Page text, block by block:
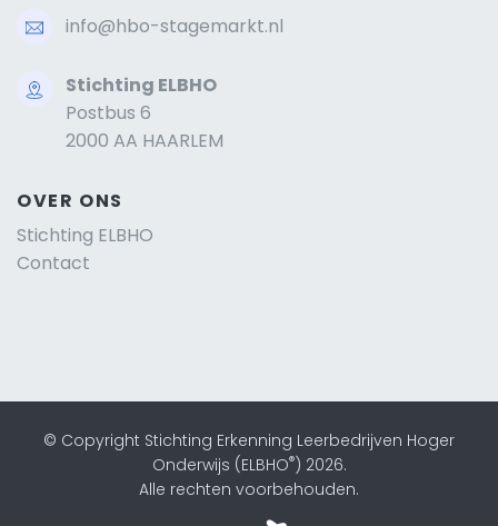
info@hbo-stagemarkt.nl
Stichting ELBHO
Postbus 6
2000 AA HAARLEM
OVER ONS
Stichting ELBHO
Contact
© Copyright Stichting Erkenning Leerbedrijven Hoger
Onderwijs (ELBHO®) 2026.
Alle rechten voorbehouden.